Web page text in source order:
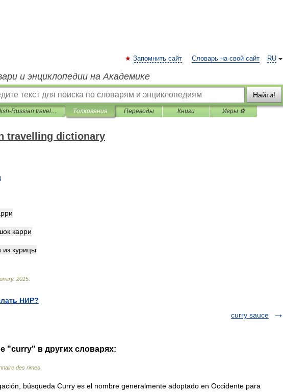
RU
Запомнить сайт Словарь на свой сайт
и энциклопедии на Академике
Найти!
English-Russian travelling dictionary Толкования Переводы Книги Игры ⚽
travelling dictionary
карри
из курицы
. 2015
НИР?
curry sauce
"curry" в других словарях:
des rimes
búsqueda Curry es el nombre generalmente adoptado en Occidente para